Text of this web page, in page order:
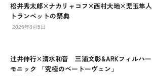
松井秀太郎×ナカリャコフ×西村大地×児玉隼人
トランペットの祭典
2026年8月5日
辻󠄀井伸行×清水和音 三浦文彰&ARKフィルハー
モニック 「究極のベートーヴェン」